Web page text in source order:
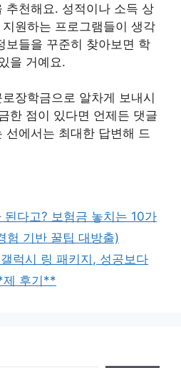
추천해요. 성적이나 소득 상
원하는 프로그램들이 생각
보들을 꾸준히 찾아보면 학
을 거예요.
장학금으로 알차게 보내시
한 점이 있다면 언제든 댓글
선에서는 최대한 답변해 드
된다고? 보험금 놓치는 10가
험 기반 꿀팁 대방출)
럭시 링 패키지, 성공보다
제 후기**